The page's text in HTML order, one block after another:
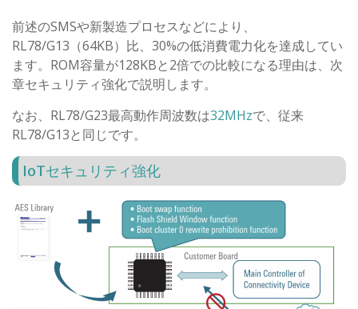
前述のSMSや新製造プロセスなどにより、
RL78/G13（64KB）比、30%の低消費電力化を達成してい
ます。ROM容量が128KBと2倍での比較になる理由は、次
章セキュリティ強化で説明します。
なお、RL78/G23最高動作周波数は32MHzで、従来
RL78/G13と同じです。
IoTセキュリティ強化